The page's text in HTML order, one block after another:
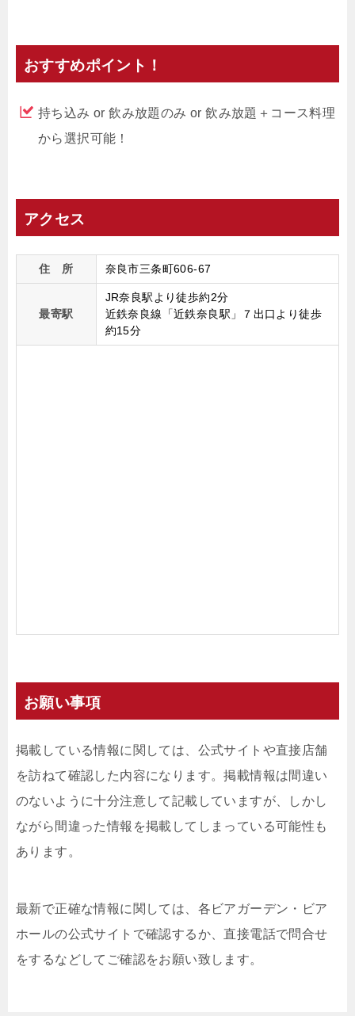
おすすめポイント！
持ち込み or 飲み放題のみ or 飲み放題＋コース料理
から選択可能！
アクセス
住 所 奈良市三条町606-67
最寄駅
JR奈良駅より徒歩約2分
近鉄奈良線「近鉄奈良駅」７出口より徒歩
約15分
お願い事項
掲載している情報に関しては、公式サイトや直接店舗
を訪ねて確認した内容になります。掲載情報は間違い
のないように十分注意して記載していますが、しかし
ながら間違った情報を掲載してしまっている可能性も
あります。
最新で正確な情報に関しては、各ビアガーデン・ビア
ホールの公式サイトで確認するか、直接電話で問合せ
をするなどしてご確認をお願い致します。